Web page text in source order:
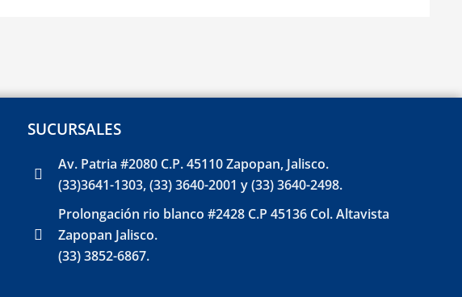
SUCURSALES
Av. Patria #2080 C.P. 45110 Zapopan, Jalisco.
(33)3641-1303, (33) 3640-2001 y (33) 3640-2498.
Prolongación rio blanco #2428 C.P 45136 Col. Altavista
Zapopan Jalisco.
(33) 3852-6867.